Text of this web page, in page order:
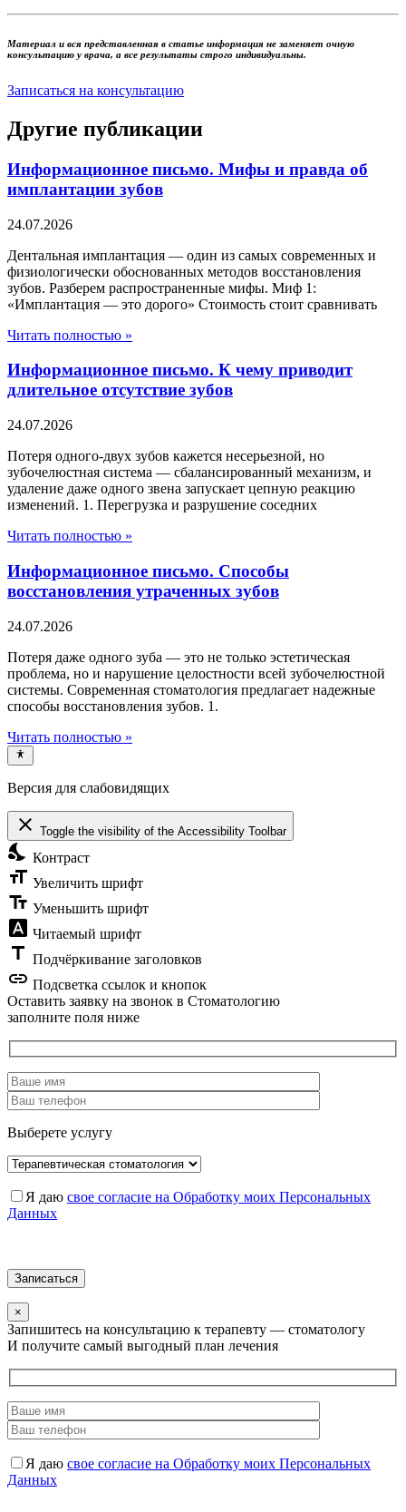
Материал и вся представленная в статье информация не заменяет очную
консультацию у врача, а все результаты строго индивидуальны.
Записаться на консультацию
Другие публикации
Информационное письмо. Мифы и правда об
имплантации зубов
24.07.2026
Дентальная имплантация — один из самых современных и
физиологически обоснованных методов восстановления
зубов. Разберем распространенные мифы. Миф 1:
«Имплантация — это дорого» Стоимость стоит сравнивать
Читать полностью »
Информационное письмо. К чему приводит
длительное отсутствие зубов
24.07.2026
Потеря одного-двух зубов кажется несерьезной, но
зубочелюстная система — сбалансированный механизм, и
удаление даже одного звена запускает цепную реакцию
изменений. 1. Перегрузка и разрушение соседних
Читать полностью »
Информационное письмо. Способы
восстановления утраченных зубов
24.07.2026
Потеря даже одного зуба — это не только эстетическая
проблема, но и нарушение целостности всей зубочелюстной
системы. Современная стоматология предлагает надежные
способы восстановления зубов. 1.
Читать полностью »
Версия для слабовидящих
close Toggle the visibility of the Accessibility Toolbar
nights_stay Контраст
format_size Увеличить шрифт
text_fields Уменьшить шрифт
font_download Читаемый шрифт
title Подчёркивание заголовков
link Подсветка ссылок и кнопок
Оставить заявку на звонок в Стоматологию
заполните поля ниже
Выберете услугу
Я даю свое согласие на Обработку моих Персональных
Данных
×
Запишитесь на консультацию к терапевту — стоматологу
И получите самый выгодный план лечения
Я даю свое согласие на Обработку моих Персональных
Данных